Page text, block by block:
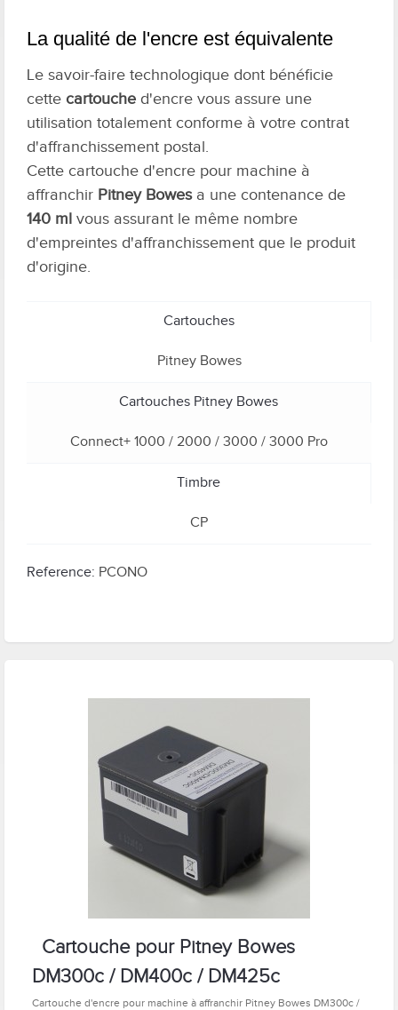
La qualité de l'encre est équivalente
Le savoir-faire technologique dont bénéficie
cette cartouche d'encre vous assure une
utilisation totalement conforme à votre contrat
d'affranchissement postal.
Cette cartouche d'encre pour machine à
affranchir Pitney Bowesa une contenance de
140 ml vous assurant le même nombre
d'empreintes d'affranchissement que le produit
d'origine.
Cartouches
Pitney Bowes
Cartouches Pitney Bowes
Connect+ 1000 / 2000 / 3000 / 3000 Pro
Timbre
CP
Reference: PCONO
Cartouche pour Pitney Bowes
DM300c / DM400c / DM425c
Cartouche d'encre pour machine à affranchir Pitney Bowes DM300c /